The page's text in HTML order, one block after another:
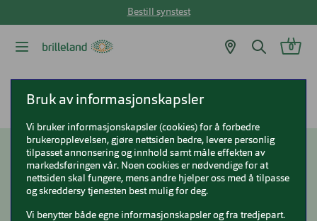
Bestill synstest
0
Fem linsetips til
sommerferien
Bruk av informasjonskapsler
Vi bruker informasjonskapsler (cookies) for å forbedre
brukeropplevelsen, gjøre nettsiden bedre, levere personlig
tilpasset annonsering og innhold samt måle effekten av
markedsføringen vår. Noen cookies er nødvendige for at
nettsiden skal fungere, mens andre hjelper oss med å tilpasse
og skreddersy tjenesten best mulig for deg.
Vi benytter både egne informasjonskapsler og fra tredjepart.